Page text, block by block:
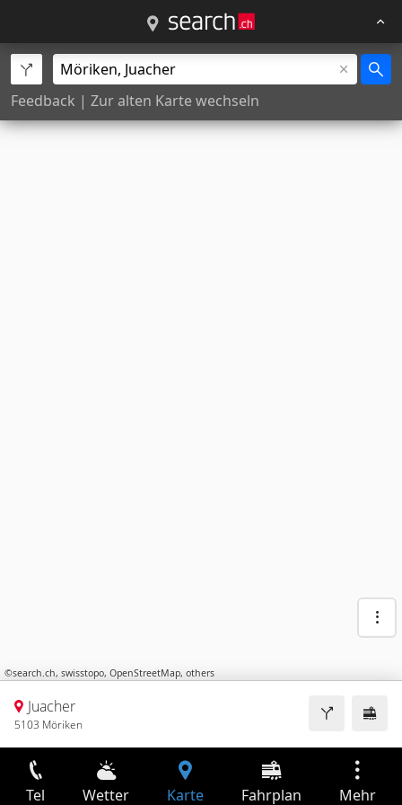
Feedback | Zur alten Karte wechseln
©search.ch, swisstopo, OpenStreetMap, others
Juacher
5103 Möriken
Tel Wetter Karte Fahrplan Mehr